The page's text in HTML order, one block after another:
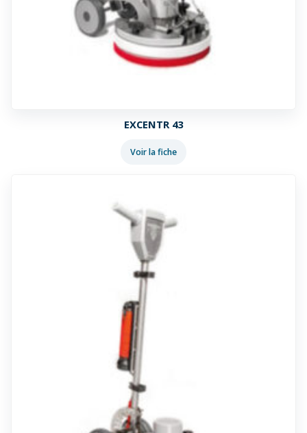
EXCENTR 43
Voir la fiche